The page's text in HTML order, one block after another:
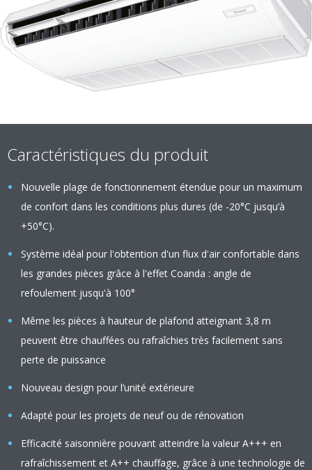
Caractéristiques du produit
Nouvelle plage de fonctionnement étendue pour un maximum
de confort dans les conditions plus dures (de -20°C jusqu’à
+50°C).
Système idéal pour l'obtention d'un flux d'air confortable dans
les grandes pièces grâce à l'effet Coanda : angle de
refoulement jusqu'à 100°
Même les pièces à hauteur de plafond atteignant 3,8 m
peuvent être chauffées ou rafraîchies très facilement sans
perte de puissance
Nouveau design pour l’unité extérieure
Adapté pour les projets de neuf ou de rénovation
Efficacité saisonnière pouvant atteindre la valeur A+++ en
rafraîchissement et A++ chauffage, grâce à une technologie de